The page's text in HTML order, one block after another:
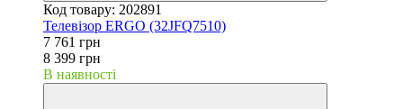
Код товару: 202891
Телевізор ERGO (32JFQ7510)
7 761 грн
8 399 грн
В наявності